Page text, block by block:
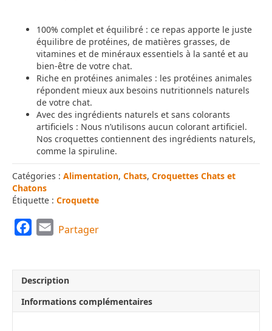
100% complet et équilibré : ce repas apporte le juste
équilibre de protéines, de matières grasses, de
vitamines et de minéraux essentiels à la santé et au
bien-être de votre chat.
Riche en protéines animales : les protéines animales
répondent mieux aux besoins nutritionnels naturels
de votre chat.
Avec des ingrédients naturels et sans colorants
artificiels : Nous n’utilisons aucun colorant artificiel.
Nos croquettes contiennent des ingrédients naturels,
comme la spiruline.
Catégories : Alimentation, Chats, Croquettes Chats et
Chatons
Étiquette : Croquette
e
b
o
i
Partager
Description
Informations complémentaires